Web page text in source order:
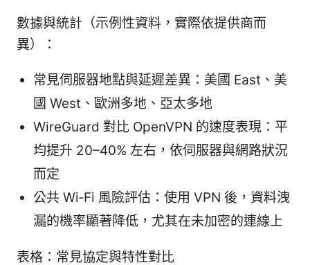
數據與統計（示例性資料，實際依提供商而
異）：
常見伺服器地點與延遲差異：美國 East、美
國 West、歐洲多地、亞太多地
WireGuard 對比 OpenVPN 的速度表現：平
均提升 20–40% 左右，依伺服器與網路狀況
而定
公共 Wi‑Fi 風險評估：使用 VPN 後，資料洩
漏的機率顯著降低，尤其在未加密的連線上
表格：常見協定與特性對比